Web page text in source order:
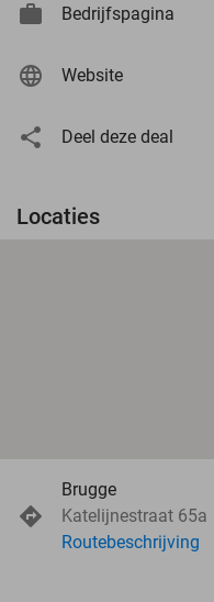
Bedrijfspagina
Website
Deel deze deal
Locaties
Brugge
Katelijnestraat 65a
Routebeschrijving